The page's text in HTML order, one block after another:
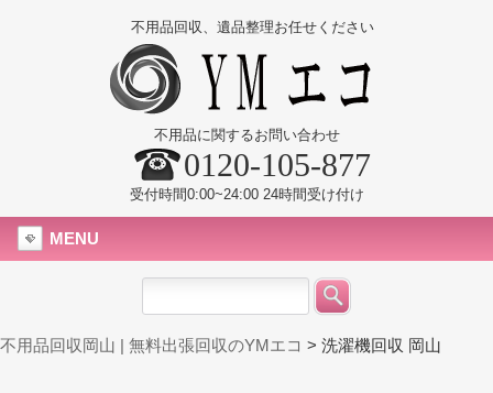
不用品回収、遺品整理お任せください
不用品に関するお問い合わせ
0120-105-877
受付時間0:00~24:00 24時間受け付け
MENU
不用品回収岡山 | 無料出張回収のYMエコ > 洗濯機回収 岡山